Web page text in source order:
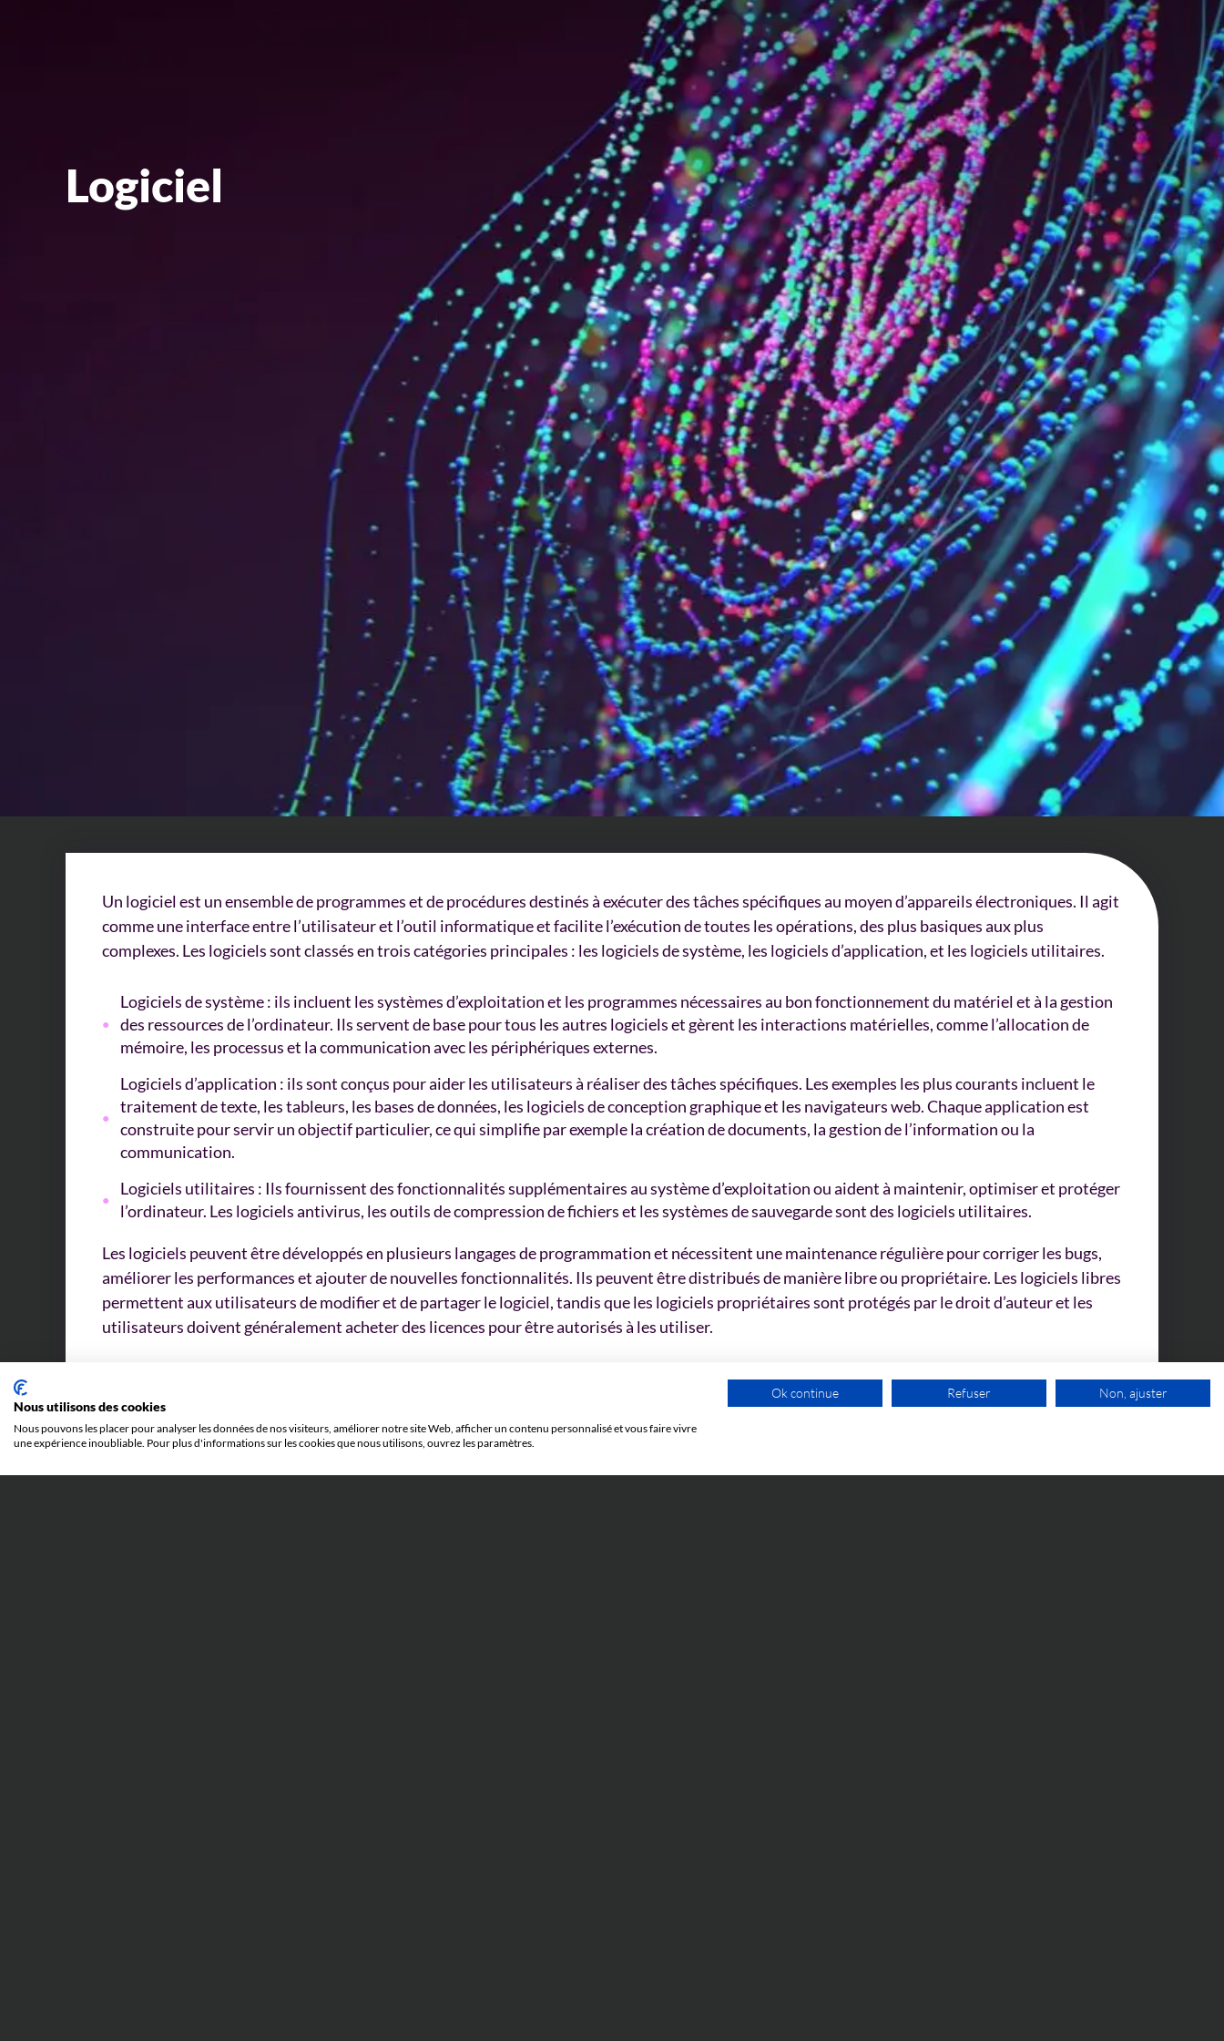
Logiciel
Un logiciel est un ensemble de programmes et de procédures destinés à exécuter des tâches spécifiques au moyen d’appareils électroniques. Il agit
comme une interface entre l’utilisateur et l’outil informatique et facilite l’exécution de toutes les opérations, des plus basiques aux plus
complexes. Les logiciels sont classés en trois catégories principales : les logiciels de système, les logiciels d’application, et les logiciels utilitaires.
Logiciels de système : ils incluent les systèmes d’exploitation et les programmes nécessaires au bon fonctionnement du matériel et à la gestion
des ressources de l’ordinateur. Ils servent de base pour tous les autres logiciels et gèrent les interactions matérielles, comme l’allocation de
mémoire, les processus et la communication avec les périphériques externes.
Logiciels d’application : ils sont conçus pour aider les utilisateurs à réaliser des tâches spécifiques. Les exemples les plus courants incluent le
traitement de texte, les tableurs, les bases de données, les logiciels de conception graphique et les navigateurs web. Chaque application est
construite pour servir un objectif particulier, ce qui simplifie par exemple la création de documents, la gestion de l’information ou la
communication.
Logiciels utilitaires : Ils fournissent des fonctionnalités supplémentaires au système d’exploitation ou aident à maintenir, optimiser et protéger
l’ordinateur. Les logiciels antivirus, les outils de compression de fichiers et les systèmes de sauvegarde sont des logiciels utilitaires.
Les logiciels peuvent être développés en plusieurs langages de programmation et nécessitent une maintenance régulière pour corriger les bugs,
améliorer les performances et ajouter de nouvelles fonctionnalités. Ils peuvent être distribués de manière libre ou propriétaire. Les logiciels libres
permettent aux utilisateurs de modifier et de partager le logiciel, tandis que les logiciels propriétaires sont protégés par le droit d’auteur et les
utilisateurs doivent généralement acheter des licences pour être autorisés à les utiliser.
Aujourd’hui, les logiciels sont présents dans presque tous les domaines de notre vie quotidienne et professionnelle, ils nous facilitent certaines
tâches et en rendent d’autres tout simplement possibles.
Nous utilisons des cookies
Nous pouvons les placer pour analyser les données de nos visiteurs, améliorer notre site Web, afficher un contenu personnalisé et vous faire vivre
une expérience inoubliable. Pour plus d'informations sur les cookies que nous utilisons, ouvrez les paramètres.
Ok continue Refuser Non, ajuster